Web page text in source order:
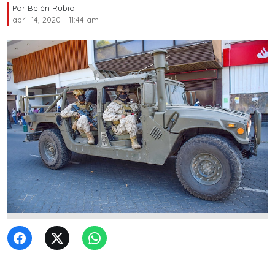
Por Belén Rubio
abril 14, 2020 - 11:44 am